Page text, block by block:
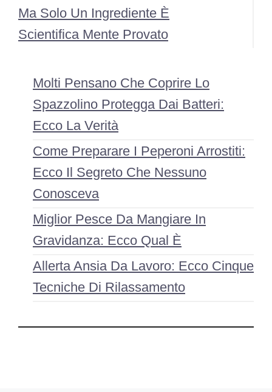
Ma Solo Un Ingrediente È
Scientifica Mente Provato
Molti Pensano Che Coprire Lo
Spazzolino Protegga Dai Batteri:
Ecco La Verità
Come Preparare I Peperoni Arrostiti:
Ecco Il Segreto Che Nessuno
Conosceva
Miglior Pesce Da Mangiare In
Gravidanza: Ecco Qual È
Allerta Ansia Da Lavoro: Ecco Cinque
Tecniche Di Rilassamento